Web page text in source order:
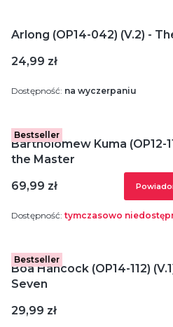
Arlong (OP14-042) (V.2) -
Cena
24,99 zł
Dostępność: na wyczerpaniu
Bestseller
Bartholomew Kuma (OP12-
the Master
Cena
69,99 zł
Dostępność: tymczasowo
Bestseller
Boa Hancock (OP14-112)
Seven
Cena
29,99 zł